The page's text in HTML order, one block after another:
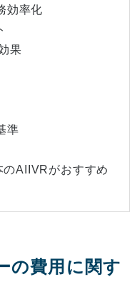
効率化
果
準
AIIVRがおすすめ
の費用に関す